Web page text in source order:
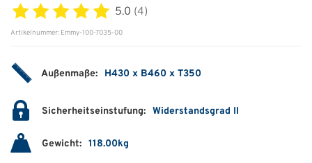
Filialen
Messen & Events
Presse
Karriere
Unternehmen
5.0 (4)
Artikelnummer: Emmy-100-7035-00
Außenmaße: H430 x B460 x T350
Sicherheitseinstufung: Widerstandsgrad II
Gewicht: 118.00kg